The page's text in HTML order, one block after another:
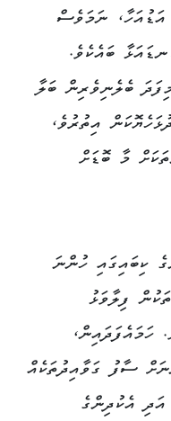
އަޑުއަހާ، ނަމަވެސް
ބައެކެވެ.
ބެލެނިވެރިން ބަލާ
އިތުރުވެ،
މާ ބޮޑަށް
ކިބައިގައި ހުންނަ
ފިލާވަޅު
ހަމައެފަދައިން،
ސާފު ގަވާއިދުތަކެއް
އެކުދިންގެ